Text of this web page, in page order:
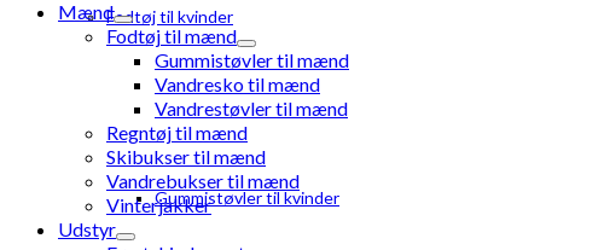
Fodtøj til kvinder
Gummistøvler til kvinder
Mænd
Fodtøj til mænd
Gummistøvler til mænd
Vandresko til mænd
Vandrestøvler til mænd
Regntøj til mænd
Skibukser til mænd
Vandrebukser til mænd
Vinterjakker
Udstyr